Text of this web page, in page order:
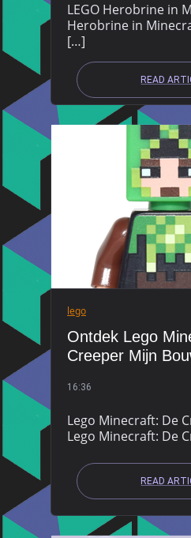
LEGO Herobrine in
Herobrine in
[…]
READ
lego
Ontdek Lego
Creeper Mijn
16:36
Lego Minecraft: De
Lego Minecraft: De
READ